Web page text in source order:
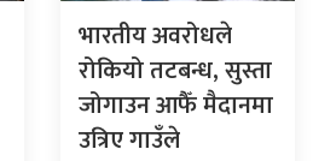
भारतीय अवरोधले
रोकियो तटबन्ध, सुस्ता
जोगाउन आफैँ मैदानमा
उत्रिए गाउँले